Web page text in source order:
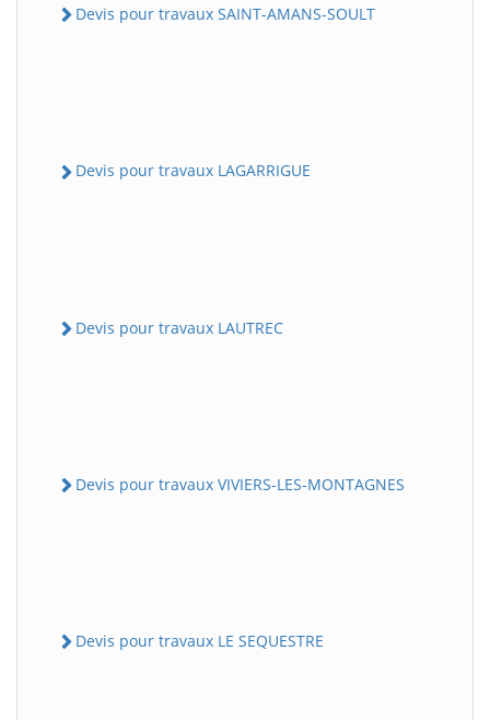
Devis pour travaux SAINT-AMANS-SOULT
Devis pour travaux LAGARRIGUE
Devis pour travaux LAUTREC
Devis pour travaux VIVIERS-LES-MONTAGNES
Devis pour travaux LE SEQUESTRE